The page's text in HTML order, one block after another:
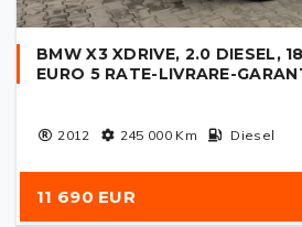
BMW X3 XDRIVE, 2.0 DIESEL,
EURO 5 RATE-LIVRARE-
2012 245 000Km Diesel
11 690 EUR